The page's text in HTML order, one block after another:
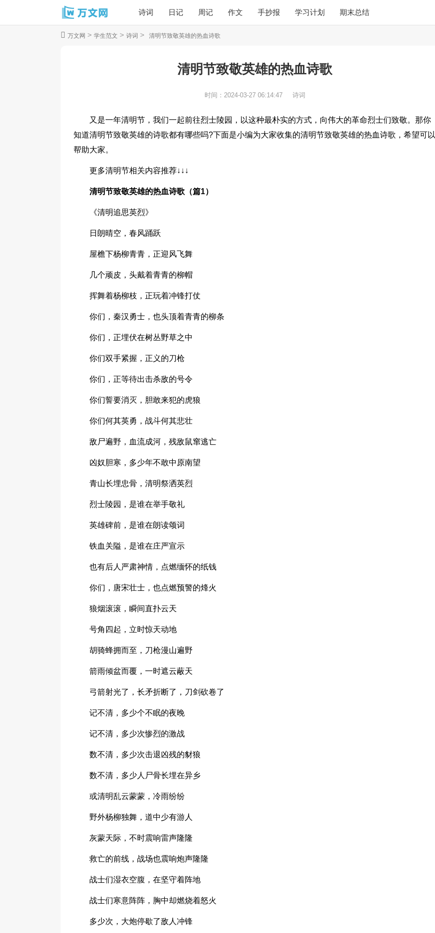
诗词 日记 周记 作文 手抄报 学习计划 期末总结
万文网 > 学生范文 > 诗词 > 清明节致敬英雄的热血诗歌
清明节致敬英雄的热血诗歌
时间： 2024-03-27 06:14:47 诗词
又是一年清明节，我们一起前往烈士陵园，以这种最朴实的方式，向伟大的革命烈士们致敬。那你
知道清明节致敬英雄的诗歌都有哪些吗?下面是小编为大家收集的清明节致敬英雄的热血诗歌，希望可以
帮助大家。
更多清明节相关内容推荐↓↓↓
清明节致敬英雄的热血诗歌（篇1）
《清明追思英烈》
日朗晴空，春风踊跃
屋檐下杨柳青青，正迎风飞舞
几个顽皮，头戴着青青的柳帽
挥舞着杨柳枝，正玩着冲锋打仗
你们，秦汉勇士，也头顶着青青的柳条
你们，正埋伏在树丛野草之中
你们双手紧握，正义的刀枪
你们，正等待出击杀敌的号令
你们誓要消灭，胆敢来犯的虎狼
你们何其英勇，战斗何其悲壮
敌尸遍野，血流成河，残敌鼠窜逃亡
凶奴胆寒，多少年不敢中原南望
青山长埋忠骨，清明祭洒英烈
烈士陵园，是谁在举手敬礼
英雄碑前，是谁在朗读颂词
铁血关隘，是谁在庄严宣示
也有后人严肃神情，点燃缅怀的纸钱
你们，唐宋壮士，也点燃预警的烽火
狼烟滚滚，瞬间直扑云天
号角四起，立时惊天动地
胡骑蜂拥而至，刀枪漫山遍野
箭雨倾盆而覆，一时遮云蔽天
弓箭射光了，长矛折断了，刀剑砍卷了
记不清，多少个不眠的夜晚
记不清，多少次惨烈的激战
数不清，多少次击退凶残的豺狼
数不清，多少人尸骨长埋在异乡
或清明乱云蒙蒙，冷雨纷纷
野外杨柳独舞，道中少有游人
灰蒙天际，不时震响雷声隆隆
救亡的前线，战场也震响炮声隆隆
战士们湿衣空腹，在坚守着阵地
战士们寒意阵阵，胸中却燃烧着怒火
多少次，大炮停歇了敌人冲锋